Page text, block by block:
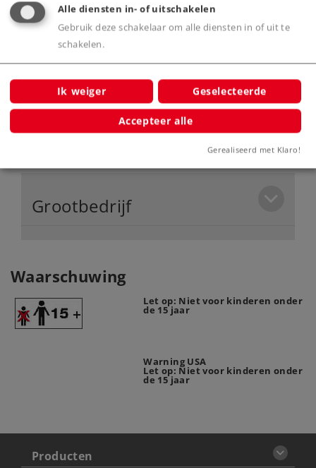
Veel los gemonteerde detailonderdelen.
Productinfo
Grootbedrijf
Waarschuwing
Let op: Niet voor kinderen onder
de 15 jaar
Warning USA
Let op: Niet voor kinderen onder
de 15 jaar
Producten
Alle diensten in- of uitschakelen
Gebruik deze schakelaar om alle diensten in of uit te
schakelen.
Ik weiger Geselecteerde
Accepteer alle
Gerealiseerd met Klaro!